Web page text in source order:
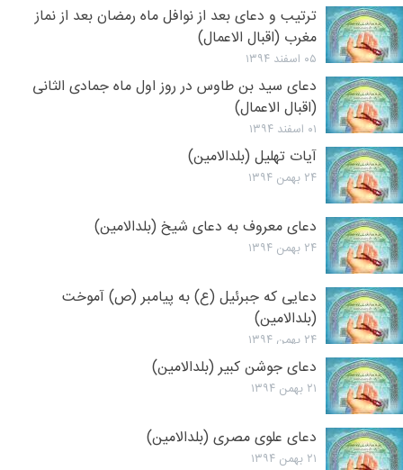
ترتیب و دعای بعد از نوافل ماه رمضان بعد از نماز
مغرب (اقبال الاعمال)
۰۵ اسفند ۱۳۹۴
دعای سید بن طاوس در روز اول ماه جمادی الثانی
(اقبال الاعمال)
۰۱ اسفند ۱۳۹۴
آیات تهلیل (بلدالامین)
۲۴ بهمن ۱۳۹۴
دعای معروف به دعای شیخ (بلدالامین)
۲۴ بهمن ۱۳۹۴
دعایی که جبرئیل (ع) به پیامبر (ص) آموخت
(بلدالامین)
۲۴ بهمن ۱۳۹۴
دعای جوشن کبیر (بلدالامین)
۲۱ بهمن ۱۳۹۴
دعای علوی مصری (بلدالامین)
۲۱ بهمن ۱۳۹۴